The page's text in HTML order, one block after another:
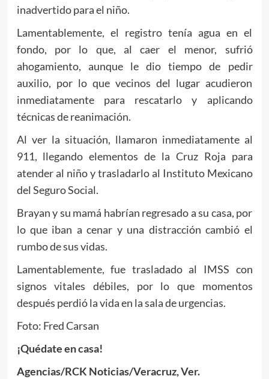
inadvertido para el niño.
Lamentablemente, el registro tenía agua en el
fondo, por lo que, al caer el menor, sufrió
ahogamiento, aunque le dio tiempo de pedir
auxilio, por lo que vecinos del lugar acudieron
inmediatamente para rescatarlo y aplicando
técnicas de reanimación.
Al ver la situación, llamaron inmediatamente al
911, llegando elementos de la Cruz Roja para
atender al niño y trasladarlo al Instituto Mexicano
del Seguro Social.
Brayan y su mamá habrían regresado a su casa, por
lo que iban a cenar y una distracción cambió el
rumbo de sus vidas.
Lamentablemente, fue trasladado al IMSS con
signos vitales débiles, por lo que momentos
después perdió la vida en la sala de urgencias.
Foto: Fred Carsan
¡Quédate en casa!
Agencias/RCK Noticias/Veracruz, Ver.